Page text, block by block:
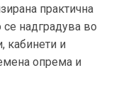
практична
се надградува во
кабинети и
опрема и